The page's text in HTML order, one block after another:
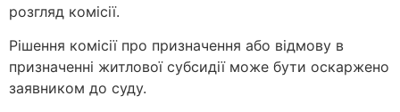
розгляд комісії.
Рішення комісії про призначення або відмову в
призначенні житлової субсидії може бути оскаржено
заявником до суду.